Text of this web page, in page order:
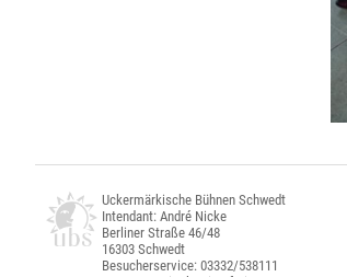
Uckermärkische Bühnen Schwedt
Intendant: André Nicke
Berliner Straße 46/48
16303 Schwedt
Besucherservice: 03332/538111